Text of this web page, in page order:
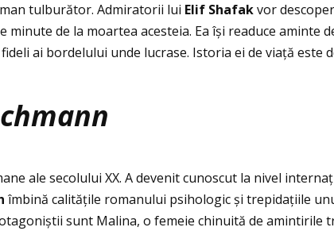
tulburător. Admiratorii lui Elif Shafakvor
de la moartea acesteia. Ea își readuce aminte
ai bordelului unde lucrase. Istoria ei de viaţă
ale secolului XX. A devenit cunoscut la nivel
îmbină calităţile romanului psihologic și trepidaţiile
sunt Malina, o femeie chinuită de amintirile